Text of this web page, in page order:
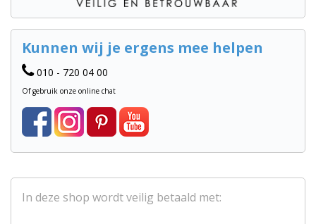
Kunnen wij je ergens mee helpen
010 - 720 04 00
Of gebruik onze online chat
In deze shop wordt veilig betaald met: